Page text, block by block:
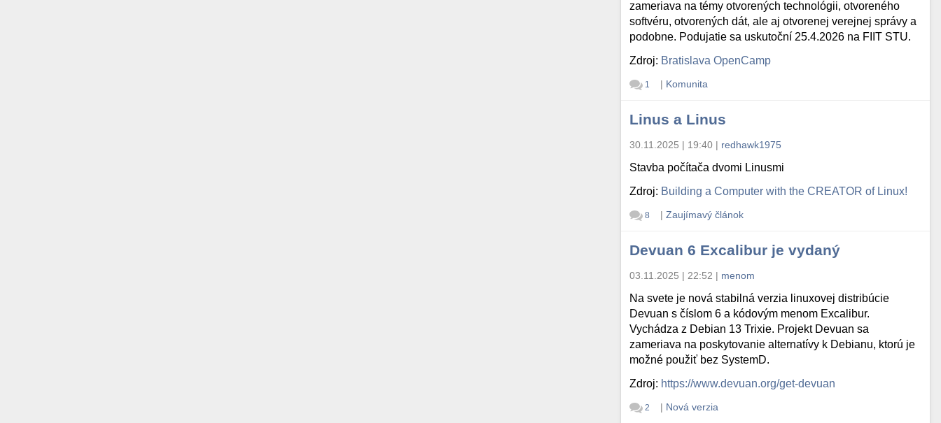
zameriava na témy otvorených technológii, otvoreného
softvéru, otvorených dát, ale aj otvorenej verejnej správy a
podobne. Podujatie sa uskutoční 25.4.2026 na FIIT STU.
Zdroj: Bratislava OpenCamp
1 | Komunita
Linus a Linus
30.11.2025 | 19:40 | redhawk1975
Stavba počítača dvomi Linusmi
Zdroj: Building a Computer with the CREATOR of Linux!
8 | Zaujímavý článok
Devuan 6 Excalibur je vydaný
03.11.2025 | 22:52 | menom
Na svete je nová stabilná verzia linuxovej distribúcie
Devuan s číslom 6 a kódovým menom Excalibur.
Vychádza z Debian 13 Trixie. Projekt Devuan sa
zameriava na poskytovanie alternatívy k Debianu, ktorú je
možné použiť bez SystemD.
Zdroj: https://www.devuan.org/get-devuan
2 | Nová verzia